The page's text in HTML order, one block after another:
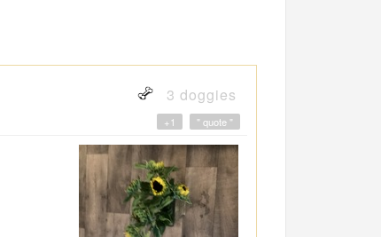
3 doggies
" quote "
+1